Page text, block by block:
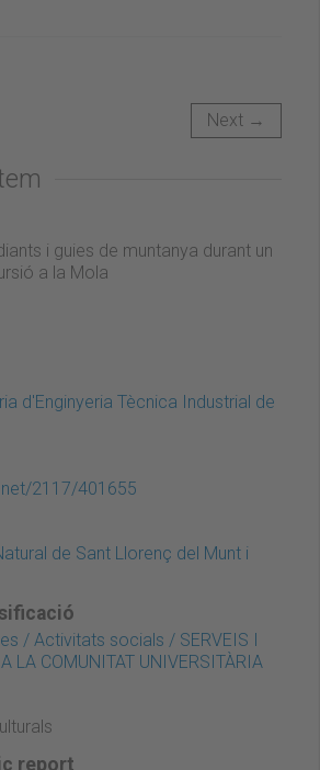
Next →
i guies de muntanya durant un
a la Mola
d'Enginyeria Tècnica Industrial de
2117/401655
de Sant Llorenç del Munt i
/ Activitats socials / SERVEIS I
LA COMUNITAT UNIVERSITÀRIA
report